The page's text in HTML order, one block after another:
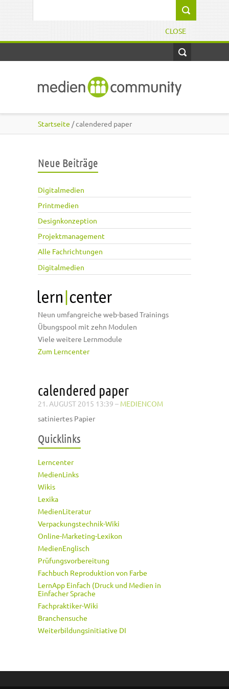
CLOSE
Startseite / calendered paper
Neue Beiträge
Digitalmedien
Printmedien
Designkonzeption
Projektmanagement
Alle Fachrichtungen
Digitalmedien
Neun umfangreiche web-based Trainings
Übungspool mit zehn Modulen
Viele weitere Lernmodule
Zum Lerncenter
calendered paper
21. AUGUST 2015 13:39 – MEDIENCOM
satiniertes Papier
Quicklinks
Lerncenter
MedienLinks
Wikis
Lexika
MedienLiteratur
Verpackungstechnik-Wiki
Online-Marketing-Lexikon
MedienEnglisch
Prüfungsvorbereitung
Fachbuch Reproduktion von Farbe
LernApp Einfach (Druck und Medien in
Einfacher Sprache
Fachpraktiker-Wiki
Branchensuche
Weiterbildungsinitiative DI